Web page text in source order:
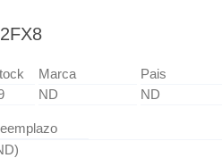
Marca
Pais
ND ND